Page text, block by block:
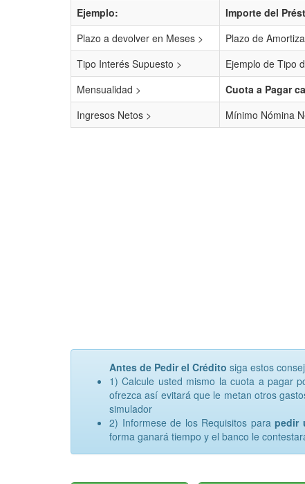
Ejemplo: Importe del
Plazo a devolver en Meses >
Plazo de
Tipo Interés Supuesto >
Ejemplo de Tipo
Mensualidad >
Cuota a Pagar
Ingresos Netos >
Mínimo Nómina
Antes de Pedir el Crédito siga estos
1) Calcule usted mismo la cuota a pagar
ofrezca así evitará que le metan otros
simulador
2) Informese de los Requisitos parapedir
forma ganará tiempo y el banco le